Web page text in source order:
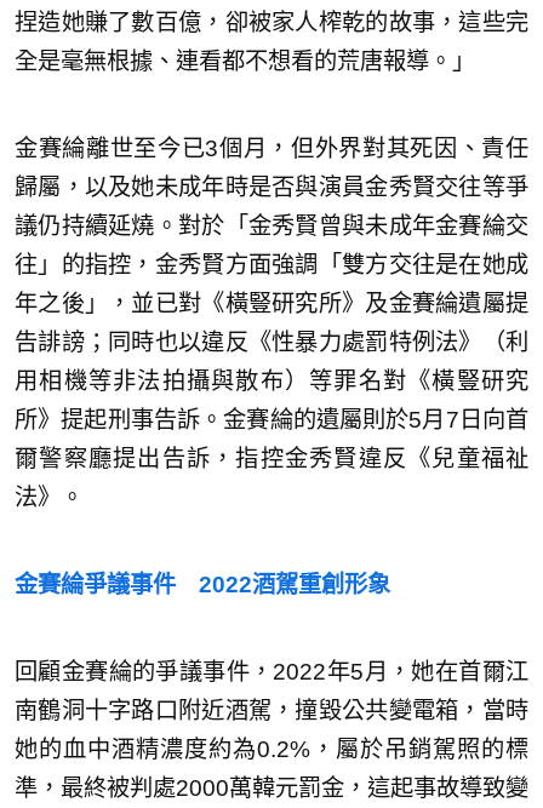
捏造她賺了數百億，卻被家人榨乾的故事，這些完
全是毫無根據、連看都不想看的荒唐報導。」
金賽綸離世至今已3個月，但外界對其死因、責任
歸屬，以及她未成年時是否與演員金秀賢交往等爭
議仍持續延燒。對於「金秀賢曾與未成年金賽綸交
往」的指控，金秀賢方面強調「雙方交往是在她成
年之後」，並已對《橫豎研究所》及金賽綸遺屬提
告誹謗；同時也以違反《性暴力處罰特例法》（利
用相機等非法拍攝與散布）等罪名對《橫豎研究
所》提起刑事告訴。金賽綸的遺屬則於5月7日向首
爾警察廳提出告訴，指控金秀賢違反《兒童福祉
法》。
金賽綸爭議事件 2022酒駕重創形象
回顧金賽綸的爭議事件，2022年5月，她在首爾江
南鶴洞十字路口附近酒駕，撞毀公共變電箱，當時
她的血中酒精濃度約為0.2%，屬於吊銷駕照的標
準，最終被判處2000萬韓元罰金，這起事故導致變